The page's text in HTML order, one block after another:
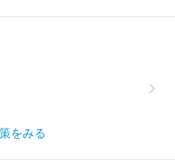
をみる